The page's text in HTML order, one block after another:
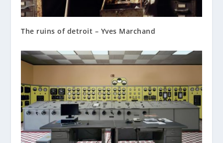
The ruins of detroit – Yves Marchand